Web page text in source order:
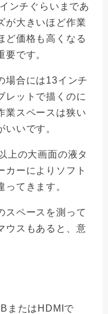
ンチぐらいまであ
が大きいほど作業
ど価格も高くなる
です。
場合には13インチ
レットで描くのに
業スペースは狭い
いです。
上の大画面の液タ
カーによりソフト
てきます。
スペースを測って
ウスもあると、意
またはHDMIで